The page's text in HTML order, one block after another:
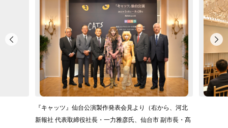
『キャッツ』仙台公演製作発表会見より（右から、河北
新報社 代表取締役社長・一力雅彦氏、仙台市 副市長・髙